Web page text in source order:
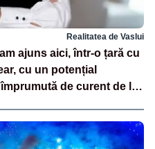
Realitatea de Vaslui
ajuns aici, într-o țară cu
cu un potențial
de curent de la